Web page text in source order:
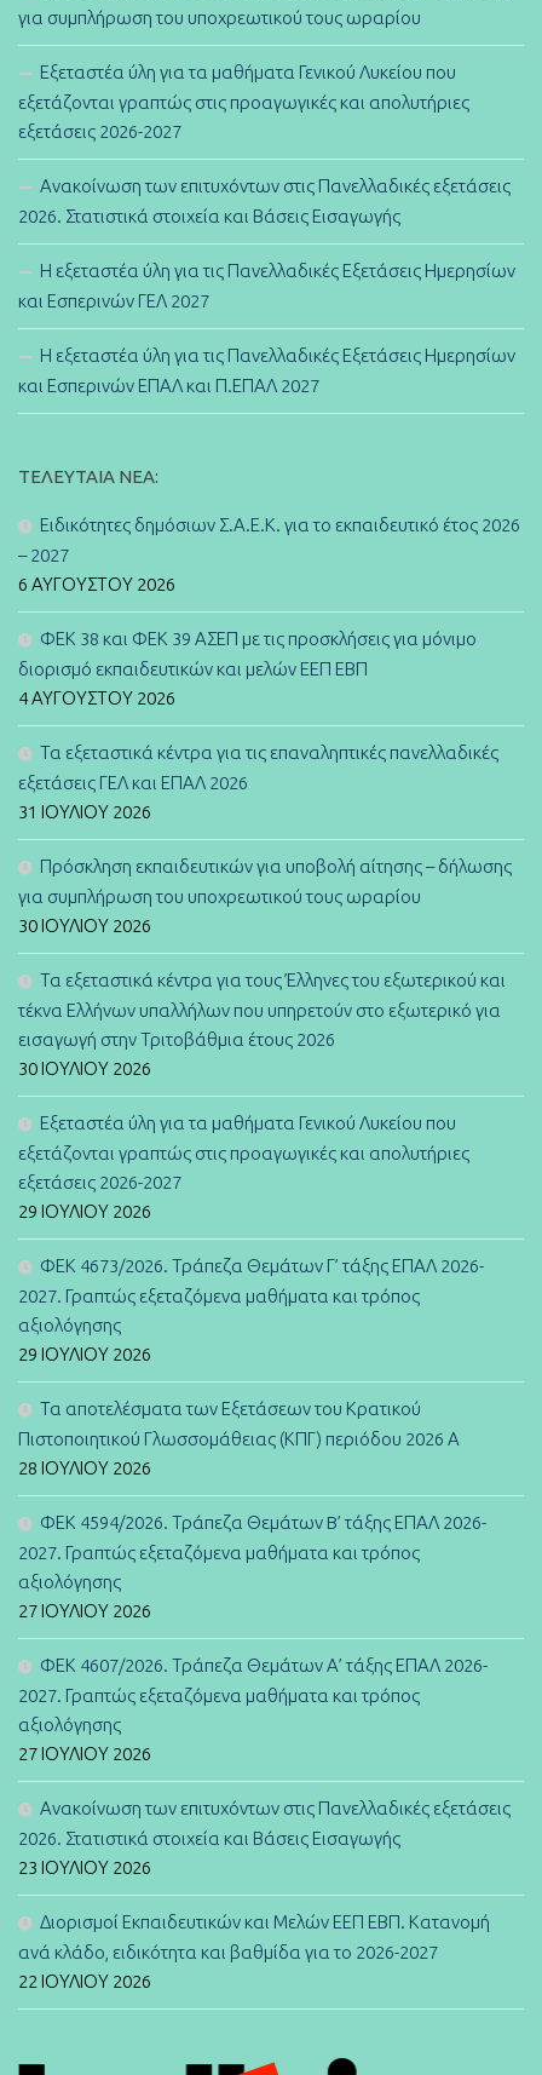
για συμπλήρωση του υποχρεωτικού τους ωραρίου
Εξεταστέα ύλη για τα μαθήματα Γενικού Λυκείου που
εξετάζονται γραπτώς στις προαγωγικές και απολυτήριες
εξετάσεις 2026-2027
Ανακοίνωση των επιτυχόντων στις Πανελλαδικές εξετάσεις
2026. Στατιστικά στοιχεία και Βάσεις Εισαγωγής
Η εξεταστέα ύλη για τις Πανελλαδικές Εξετάσεις Ημερησίων
και Εσπερινών ΓΕΛ 2027
Η εξεταστέα ύλη για τις Πανελλαδικές Εξετάσεις Ημερησίων
και Εσπερινών ΕΠΑΛ και Π.ΕΠΑΛ 2027
ΤΕΛΕΥΤΑΊΑ ΝΈΑ:
Ειδικότητες δημόσιων Σ.Α.Ε.Κ. για το εκπαιδευτικό έτος 2026
– 2027
6 ΑΥΓΟΎΣΤΟΥ 2026
ΦΕΚ 38 και ΦΕΚ 39 ΑΣΕΠ με τις προσκλήσεις για μόνιμο
διορισμό εκπαιδευτικών και μελών ΕΕΠ ΕΒΠ
4 ΑΥΓΟΎΣΤΟΥ 2026
Τα εξεταστικά κέντρα για τις επαναληπτικές πανελλαδικές
εξετάσεις ΓΕΛ και ΕΠΑΛ 2026
31 ΙΟΥΛΊΟΥ 2026
Πρόσκληση εκπαιδευτικών για υποβολή αίτησης – δήλωσης
για συμπλήρωση του υποχρεωτικού τους ωραρίου
30 ΙΟΥΛΊΟΥ 2026
Τα εξεταστικά κέντρα για τους Έλληνες του εξωτερικού και
τέκνα Ελλήνων υπαλλήλων που υπηρετούν στο εξωτερικό για
εισαγωγή στην Τριτοβάθμια έτους 2026
30 ΙΟΥΛΊΟΥ 2026
Εξεταστέα ύλη για τα μαθήματα Γενικού Λυκείου που
εξετάζονται γραπτώς στις προαγωγικές και απολυτήριες
εξετάσεις 2026-2027
29 ΙΟΥΛΊΟΥ 2026
ΦΕΚ 4673/2026. Τράπεζα Θεμάτων Γ’ τάξης ΕΠΑΛ 2026-
2027. Γραπτώς εξεταζόμενα μαθήματα και τρόπος
αξιολόγησης
29 ΙΟΥΛΊΟΥ 2026
Τα αποτελέσματα των Εξετάσεων του Κρατικού
Πιστοποιητικού Γλωσσομάθειας (ΚΠΓ) περιόδου 2026 Α
28 ΙΟΥΛΊΟΥ 2026
ΦΕΚ 4594/2026. Τράπεζα Θεμάτων B’ τάξης ΕΠΑΛ 2026-
2027. Γραπτώς εξεταζόμενα μαθήματα και τρόπος
αξιολόγησης
27 ΙΟΥΛΊΟΥ 2026
ΦΕΚ 4607/2026. Τράπεζα Θεμάτων Α’ τάξης ΕΠΑΛ 2026-
2027. Γραπτώς εξεταζόμενα μαθήματα και τρόπος
αξιολόγησης
27 ΙΟΥΛΊΟΥ 2026
Ανακοίνωση των επιτυχόντων στις Πανελλαδικές εξετάσεις
2026. Στατιστικά στοιχεία και Βάσεις Εισαγωγής
23 ΙΟΥΛΊΟΥ 2026
Διορισμοί Εκπαιδευτικών και Μελών ΕΕΠ ΕΒΠ. Κατανομή
ανά κλάδο, ειδικότητα και βαθμίδα για το 2026-2027
22 ΙΟΥΛΊΟΥ 2026